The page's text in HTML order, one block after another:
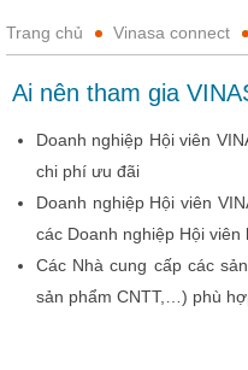
Trang chủ Vinasa connect
Ai nên tham gia
Doanh nghiệp Hội viên
chi phí ưu đãi
Doanh nghiệp Hội viên
các Doanh nghiệp Hội viên
Các Nhà cung cấp các
sản phẩm CNTT,…) phù